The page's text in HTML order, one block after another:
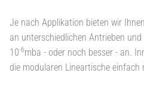
Je nach Applikation bieten wir
an unterschiedlichen Antrieben
10-6mba - oder noch besser - an.
die modularen Lineartische einfach